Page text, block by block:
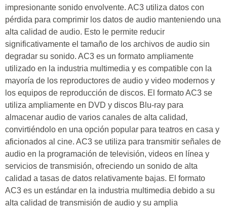
impresionante sonido envolvente. AC3 utiliza datos con
pérdida para comprimir los datos de audio manteniendo una
alta calidad de audio. Esto le permite reducir
significativamente el tamaño de los archivos de audio sin
degradar su sonido. AC3 es un formato ampliamente
utilizado en la industria multimedia y es compatible con la
mayoría de los reproductores de audio y video modernos y
los equipos de reproducción de discos. El formato AC3 se
utiliza ampliamente en DVD y discos Blu-ray para
almacenar audio de varios canales de alta calidad,
convirtiéndolo en una opción popular para teatros en casa y
aficionados al cine. AC3 se utiliza para transmitir señales de
audio en la programación de televisión, videos en línea y
servicios de transmisión, ofreciendo un sonido de alta
calidad a tasas de datos relativamente bajas. El formato
AC3 es un estándar en la industria multimedia debido a su
alta calidad de transmisión de audio y su amplia